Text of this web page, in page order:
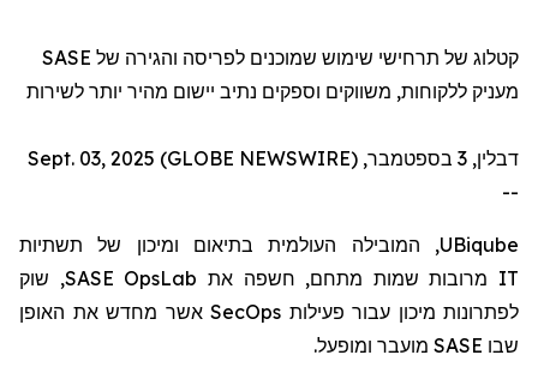
קטלוג של תרחישי שימוש שמוכנים לפריסה והגירה של SASE
מעניק ללקוחות, משווקים וספקים נתיב יישום מהיר יותר לשירות
דבלין, 3 בספטמבר, Sept. 03, 2025 (GLOBE NEWSWIRE)
--
UBiqube, המובילה העולמית בתיאום ומיכון של תשתיות
IT מרובות שמות מתחם, חשפה את SASE OpsLab, שוק
לפתרונות מיכון עבור פעילות SecOps אשר מחדש את האופן
שבו SASE מועבר ומופעל.